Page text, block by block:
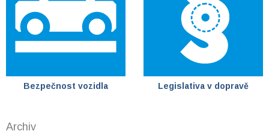
Bezpečnost vozidla Legislativa v dopravě
Archiv